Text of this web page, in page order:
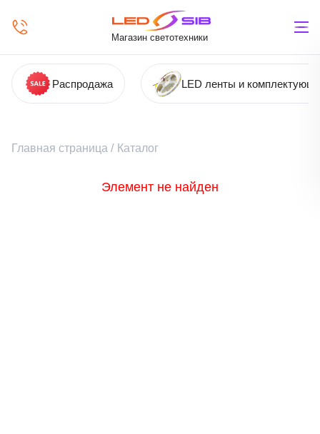
Магазин светотехники
Распродажа LED ленты и
Главная страница / Каталог
Элемент не найден